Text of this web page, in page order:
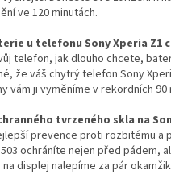
ve 120 minutách.
u telefonu Sony Xperia Z1
telefon, jak dlouho chcete,
že váš chytrý telefon Sony
vám ji vyměníme v rekordních 90
tvrzeného skla na
prevence proti rozbitému a
ochráníte nejen před pádem,
displej nalepíme za pár